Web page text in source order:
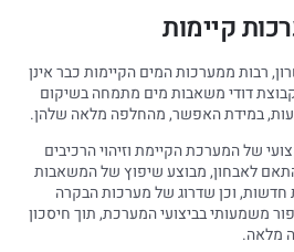
קיימות
רבות ממערכות המים הקיימות כבר אינן
דודי משאבות מים מתמחה בשיקום
במידת האפשר, מהחלפה מלאה שלהן.
של המערכת הקיימת וזיהוי הרכיבים
לאבחון, מבוצע שיפוץ של המשאבות
וכן שדרוג של מערכות הבקרה
משמעותי בביצועי המערכת, תוך חיסכון
מלאה.